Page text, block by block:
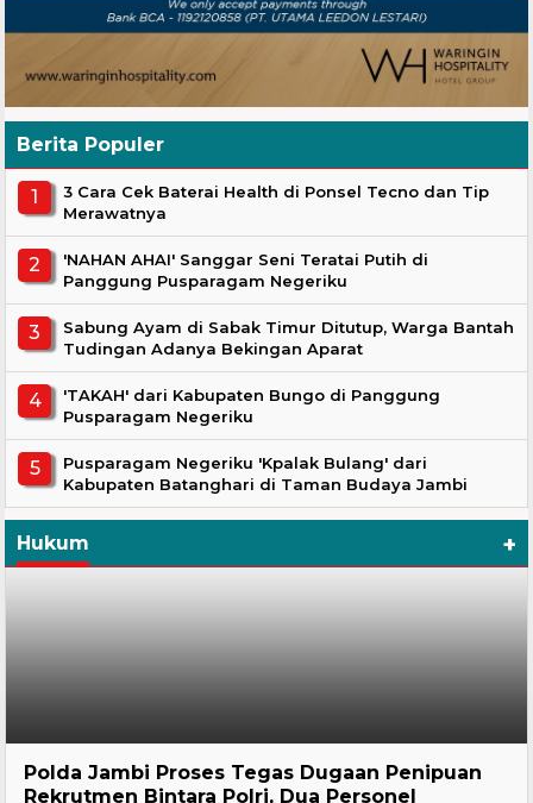
Berita Populer
3 Cara Cek Baterai Health di Ponsel Tecno dan Tip
Merawatnya
'NAHAN AHAI' Sanggar Seni Teratai Putih di
Panggung Pusparagam Negeriku
Sabung Ayam di Sabak Timur Ditutup, Warga Bantah
Tudingan Adanya Bekingan Aparat
'TAKAH' dari Kabupaten Bungo di Panggung
Pusparagam Negeriku
Pusparagam Negeriku 'Kpalak Bulang' dari
Kabupaten Batanghari di Taman Budaya Jambi
Hukum +
Polda Jambi Proses Tegas Dugaan Penipuan
Rekrutmen Bintara Polri, Dua Personel